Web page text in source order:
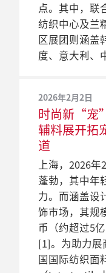
点。其中，联
纺织中心及兰
区展团则涵盖
度、意大利、
2026年2月2日
时尚新“宠
辅料展开拓
道
上海，2026年
蓬勃，其中年
力。而涵盖设
饰市场，其规
币（约超过5
[1]。为助力展
国国际纺织面